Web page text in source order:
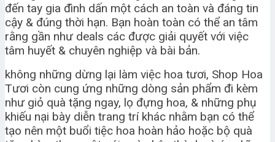
đến tay gia đình dấn một cách an toàn và đáng tin
cậy & đúng thời hạn. Bạn hoàn toàn có thể an tâm
rằng gần như deals các được giải quyết với việc
tâm huyết & chuyên nghiệp và bài bản.
không những dừng lại làm việc hoa tươi, Shop Hoa
Tươi còn cung ứng những dòng sản phẩm đi kèm
như giỏ quà tặng ngay, lọ đựng hoa, & những phụ
khiếu nại bày diễn trang trí khác nhằm bạn có thể
tạo nên một buổi tiệc hoa hoàn hảo hoặc bộ quà